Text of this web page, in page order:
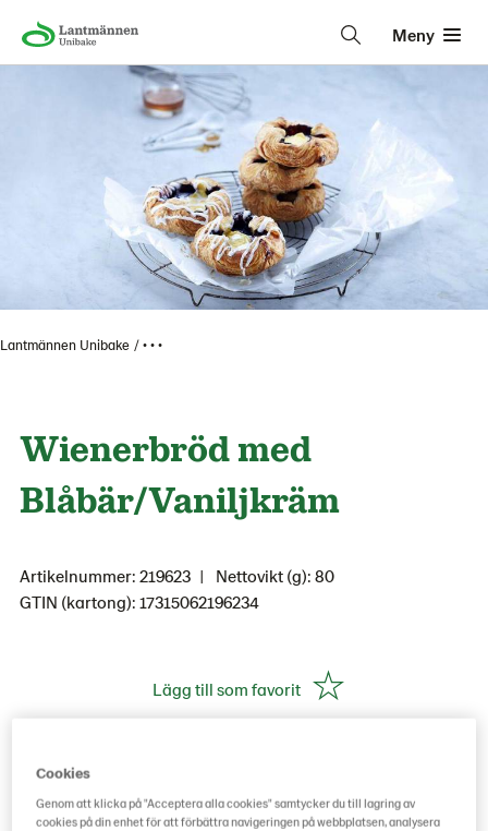
Meny
Lantmännen Unibake • • •
Wienerbröd med
Blåbär/Vaniljkräm
Artikelnummer: 219623
Nettovikt (g): 80
GTIN (kartong): 17315062196234
Lägg till som favorit
Cookies
Genom att klicka på "Acceptera alla cookies" samtycker du till lagring av
cookies på din enhet för att förbättra navigeringen på webbplatsen, analysera